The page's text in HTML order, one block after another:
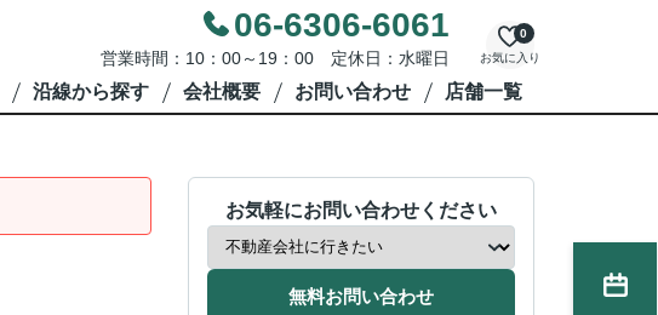
06-6306-6061
営業時間：10：00～19：00 定休日：水曜日 お気に入り
0
沿線から探す 会社概要 お問い合わせ 店舗一覧
お気軽にお問い合わせください
無料お問い合わせ